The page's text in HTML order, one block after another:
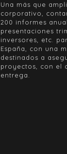
Una más que
corporativo,
200 informes
presentaciones
inversores, etc.
España, con una
destinados a
proyectos, con el
entrega.